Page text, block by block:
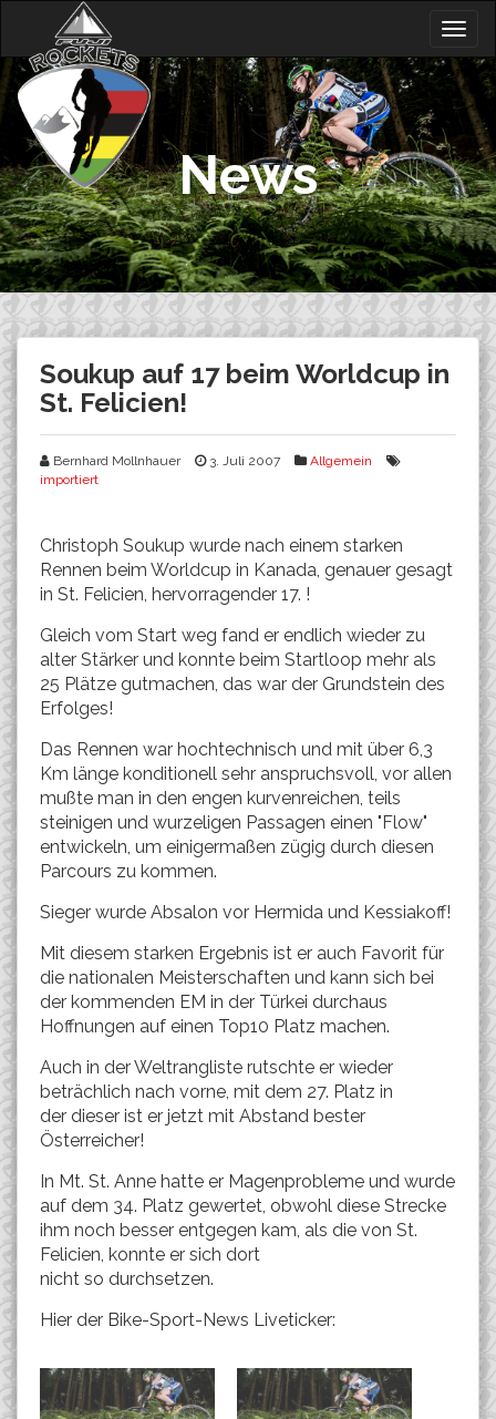
content
News
Soukup auf 17 beim Worldcup in
St. Felicien!
Bernhard Mollnhauer 3. Juli 2007
Allgemein
importiert
Christoph Soukup wurde nach einem starken
Rennen beim Worldcup in Kanada, genauer gesagt
in St. Felicien, hervorragender 17. !
Gleich vom Start weg fand er endlich wieder zu
alter Stärker und konnte beim Startloop mehr als
25 Plätze gutmachen, das war der Grundstein des
Erfolges!
Das Rennen war hochtechnisch und mit über 6,3
Km länge konditionell sehr anspruchsvoll, vor allen
mußte man in den engen kurvenreichen, teils
steinigen und wurzeligen Passagen einen "Flow"
entwickeln, um einigermaßen zügig durch diesen
Parcours zu kommen.
Sieger wurde Absalon vor Hermida und Kessiakoff!
Mit diesem starken Ergebnis ist er auch Favorit für
die nationalen Meisterschaften und kann sich bei
der kommenden EM in der Türkei durchaus
Hoffnungen auf einen Top10 Platz machen.
Auch in der Weltrangliste rutschte er wieder
beträchlich nach vorne, mit dem 27. Platz in
der dieser ist er jetzt mit Abstand bester
Österreicher!
In Mt. St. Anne hatte er Magenprobleme und wurde
auf dem 34. Platz gewertet, obwohl diese Strecke
ihm noch besser entgegen kam, als die von St.
Felicien, konnte er sich dort
nicht so durchsetzen.
Hier der Bike-Sport-News Liveticker: